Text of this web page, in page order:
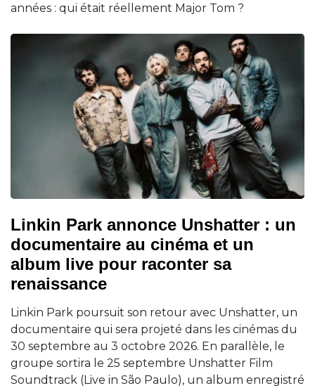
années : qui était réellement Major Tom ?
Linkin Park annonce Unshatter : un
documentaire au cinéma et un
album live pour raconter sa
renaissance
Linkin Park poursuit son retour avec Unshatter, un
documentaire qui sera projeté dans les cinémas du
30 septembre au 3 octobre 2026. En parallèle, le
groupe sortira le 25 septembre Unshatter Film
Soundtrack (Live in São Paulo), un album enregistré